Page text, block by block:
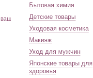
ваш
Бытовая химия
Детские товары
Уходовая косметика
Макияж
Уход для мужчин
Японские товары для
здоровья